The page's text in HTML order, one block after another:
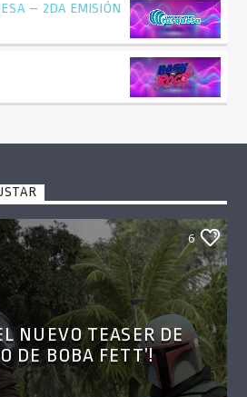
– 2DA EMISIÓN
6
NUEVO TEASER DE
DE BOBA FETT’!